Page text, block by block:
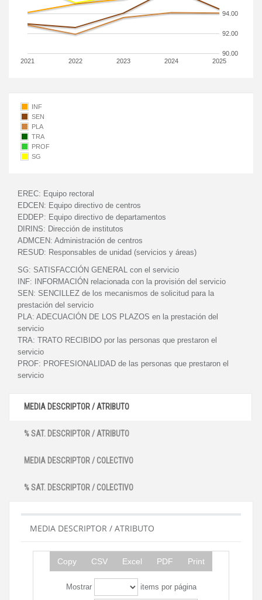
2021 2022 2023 2024 2025
90.00
92.00
94.00
INF
SEN
PLA
TRA
PROF
SG
EREC: Equipo rectoral
EDCEN: Equipo directivo de centros
EDDEP: Equipo directivo de departamentos
DIRINS: Dirección de institutos
ADMCEN: Administración de centros
RESUD: Responsables de unidad (servicios y áreas)
SG: SATISFACCIÓN GENERAL con el servicio
INF:
INFORMACIÓN relacionada con la provisión del servicio
SEN: SENCILLEZ de los mecanismos de solicitud para la
prestación del servicio
PLA: ADECUACIÓN DE LOS PLAZOS en la prestación del
servicio
TRA: TRATO RECIBIDO por las personas que prestaron el
servicio
PROF: PROFESIONALIDAD de las personas que prestaron el
servicio
MEDIA DESCRIPTOR / ATRIBUTO
% SAT. DESCRIPTOR / ATRIBUTO
MEDIA DESCRIPTOR / COLECTIVO
% SAT. DESCRIPTOR / COLECTIVO
MEDIA DESCRIPTOR / ATRIBUTO
Copy CSV Excel PDF Print
Mostrar items por página